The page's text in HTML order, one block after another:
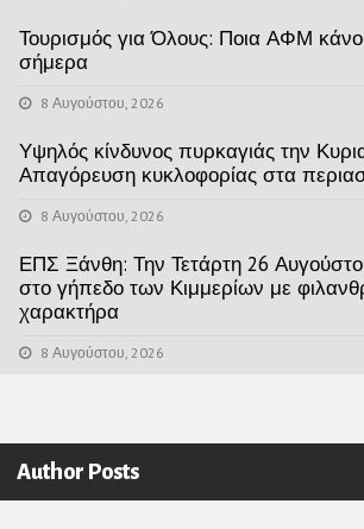
Τουρισμός για Όλους: Ποια ΑΦΜ
σήμερα
8 Αυγούστου, 2026
Υψηλός κίνδυνος πυρκαγιάς την
Απαγόρευση κυκλοφορίας στα
8 Αυγούστου, 2026
ΕΠΣ Ξάνθη: Την Τετάρτη 26
στο γήπεδο των Κιμμερίων με
χαρακτήρα
8 Αυγούστου, 2026
Author Posts